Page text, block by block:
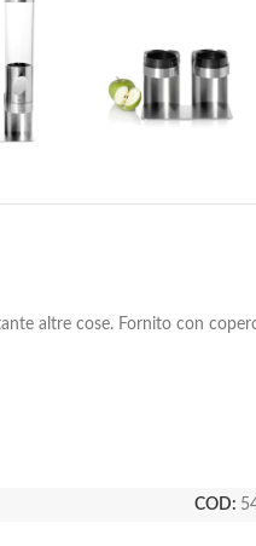
altre cose. Fornito con
COD: